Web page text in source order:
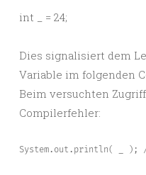
int _ = 24;
Dies signalisiert dem
Variable im folgenden
Beim versuchten
Compilerfehler:
System.out.println( _ );